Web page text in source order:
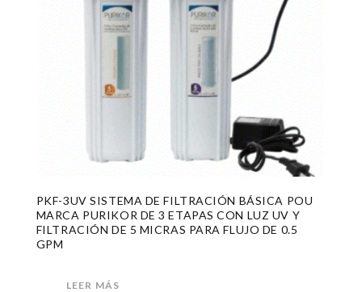
PKF-3UV SISTEMA DE FILTRACIÓN BÁSICA POU
MARCA PURIKOR DE 3 ETAPAS CON LUZ UV Y
FILTRACIÓN DE 5 MICRAS PARA FLUJO DE 0.5
GPM
LEER MÁS